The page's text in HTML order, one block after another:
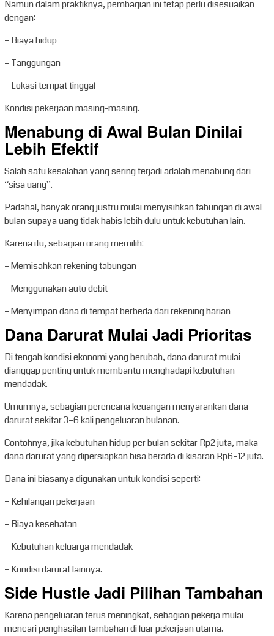
Namun dalam praktiknya, pembagian ini tetap perlu disesuaikan
dengan:
– Biaya hidup
– Tanggungan
– Lokasi tempat tinggal
Kondisi pekerjaan masing-masing.
Menabung di Awal Bulan Dinilai
Lebih Efektif
Salah satu kesalahan yang sering terjadi adalah menabung dari
“sisa uang”.
Padahal, banyak orang justru mulai menyisihkan tabungan di awal
bulan supaya uang tidak habis lebih dulu untuk kebutuhan lain.
Karena itu, sebagian orang memilih:
– Memisahkan rekening tabungan
– Menggunakan auto debit
– Menyimpan dana di tempat berbeda dari rekening harian
Dana Darurat Mulai Jadi Prioritas
Di tengah kondisi ekonomi yang berubah, dana darurat mulai
dianggap penting untuk membantu menghadapi kebutuhan
mendadak.
Umumnya, sebagian perencana keuangan menyarankan dana
darurat sekitar 3–6 kali pengeluaran bulanan.
Contohnya, jika kebutuhan hidup per bulan sekitar Rp2 juta, maka
dana darurat yang dipersiapkan bisa berada di kisaran Rp6–12 juta.
Dana ini biasanya digunakan untuk kondisi seperti:
– Kehilangan pekerjaan
– Biaya kesehatan
– Kebutuhan keluarga mendadak
– Kondisi darurat lainnya.
Side Hustle Jadi Pilihan Tambahan
Karena pengeluaran terus meningkat, sebagian pekerja mulai
mencari penghasilan tambahan di luar pekerjaan utama.